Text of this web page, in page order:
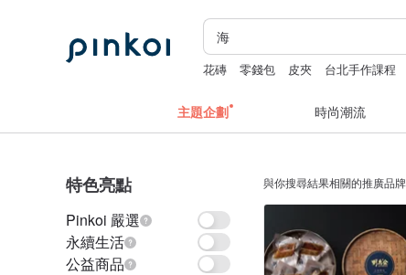
花磚 零錢包 皮夾 台北手作課程
主題企劃 時尚潮流
特色亮點
Pinkoi 嚴選
永續生活
公益商品
與你搜尋結果相關的推廣品牌